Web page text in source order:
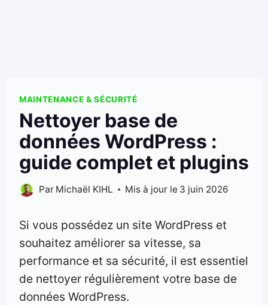
MAINTENANCE & SÉCURITÉ
Nettoyer base de
données WordPress :
guide complet et plugins
Par Michaël KIHL Mis à jour le 3 juin 2026
Si vous possédez un site WordPress et
souhaitez améliorer sa vitesse, sa
performance et sa sécurité, il est essentiel
de nettoyer régulièrement votre base de
données WordPress.